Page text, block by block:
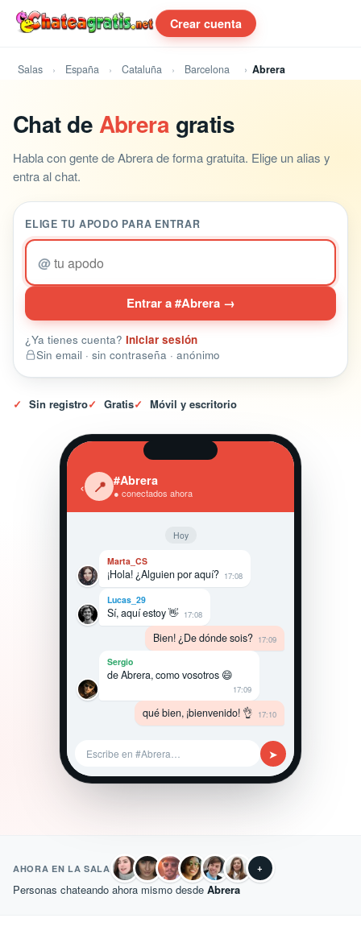
Crear cuenta
Salas España Cataluña Barcelona Abrera
Chat de Abrera gratis
Habla con gente de Abrera de forma gratuita. Elige un alias y
entra al chat.
ELIGE TU APODO PARA ENTRAR
@
Entrar a #Abrera →
¿Ya tienes cuenta? Iniciar sesión
Sin email · sin contraseña · anónimo
✓ Sin registro✓ Gratis✓ Móvil y escritorio
‹ 📍 #Abrera
● conectados ahora
Hoy
Marta_CS
¡Hola! ¿Alguien por aquí? 17:08
Lucas_29
Sí, aquí estoy 👋 17:08
Bien! ¿De dónde sois? 17:09
Sergio
de Abrera, como vosotros 😄
17:09
qué bien, ¡bienvenido! 👌 17:10
Escribe en #Abrera… ➤
AHORA EN LA SALA +
Personas chateando ahora mismo desde Abrera